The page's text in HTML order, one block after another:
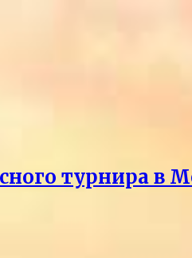
турнира в